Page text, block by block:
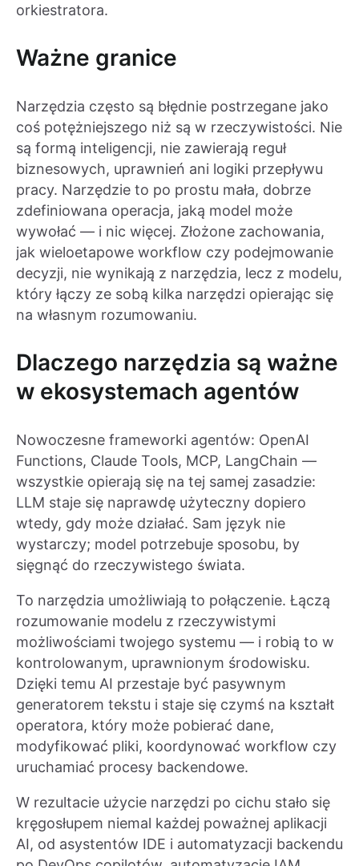
orkiestratora.
Ważne granice
Narzędzia często są błędnie postrzegane jako
coś potężniejszego niż są w rzeczywistości. Nie
są formą inteligencji, nie zawierają reguł
biznesowych, uprawnień ani logiki przepływu
pracy. Narzędzie to po prostu mała, dobrze
zdefiniowana operacja, jaką model może
wywołać — i nic więcej. Złożone zachowania,
jak wieloetapowe workflow czy podejmowanie
decyzji, nie wynikają z narzędzia, lecz z modelu,
który łączy ze sobą kilka narzędzi opierając się
na własnym rozumowaniu.
Dlaczego narzędzia są ważne
w ekosystemach agentów
Nowoczesne frameworki agentów: OpenAI
Functions, Claude Tools, MCP, LangChain —
wszystkie opierają się na tej samej zasadzie:
LLM staje się naprawdę użyteczny dopiero
wtedy, gdy może działać. Sam język nie
wystarczy; model potrzebuje sposobu, by
sięgnąć do rzeczywistego świata.
To narzędzia umożliwiają to połączenie. Łączą
rozumowanie modelu z rzeczywistymi
możliwościami twojego systemu — i robią to w
kontrolowanym, uprawnionym środowisku.
Dzięki temu AI przestaje być pasywnym
generatorem tekstu i staje się czymś na kształt
operatora, który może pobierać dane,
modyfikować pliki, koordynować workflow czy
uruchamiać procesy backendowe.
W rezultacie użycie narzędzi po cichu stało się
kręgosłupem niemal każdej poważnej aplikacji
AI, od asystentów IDE i automatyzacji backendu